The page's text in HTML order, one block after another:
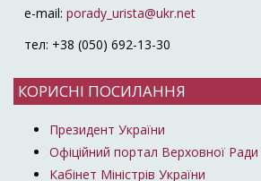
e-mail: porady_urista@ukr.net
тел: +38 (050) 692-13-30
КОРИСНІ ПОСИЛАННЯ
Президент України
Офіційний портал Верховної Ради
Кабінет Міністрів України